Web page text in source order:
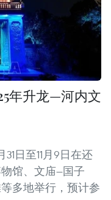
年升龙—河内文
日至11月9日在还
馆、文庙—国子
多地举行，预计参